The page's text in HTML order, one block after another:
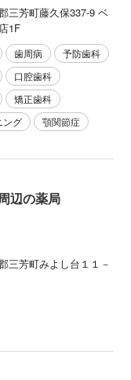
三芳町藤久保337-9 ベ
1F
歯周病
予防歯科
口腔歯科
矯正歯科
ング
顎関節症
辺の薬局
三芳町みよし台１１－